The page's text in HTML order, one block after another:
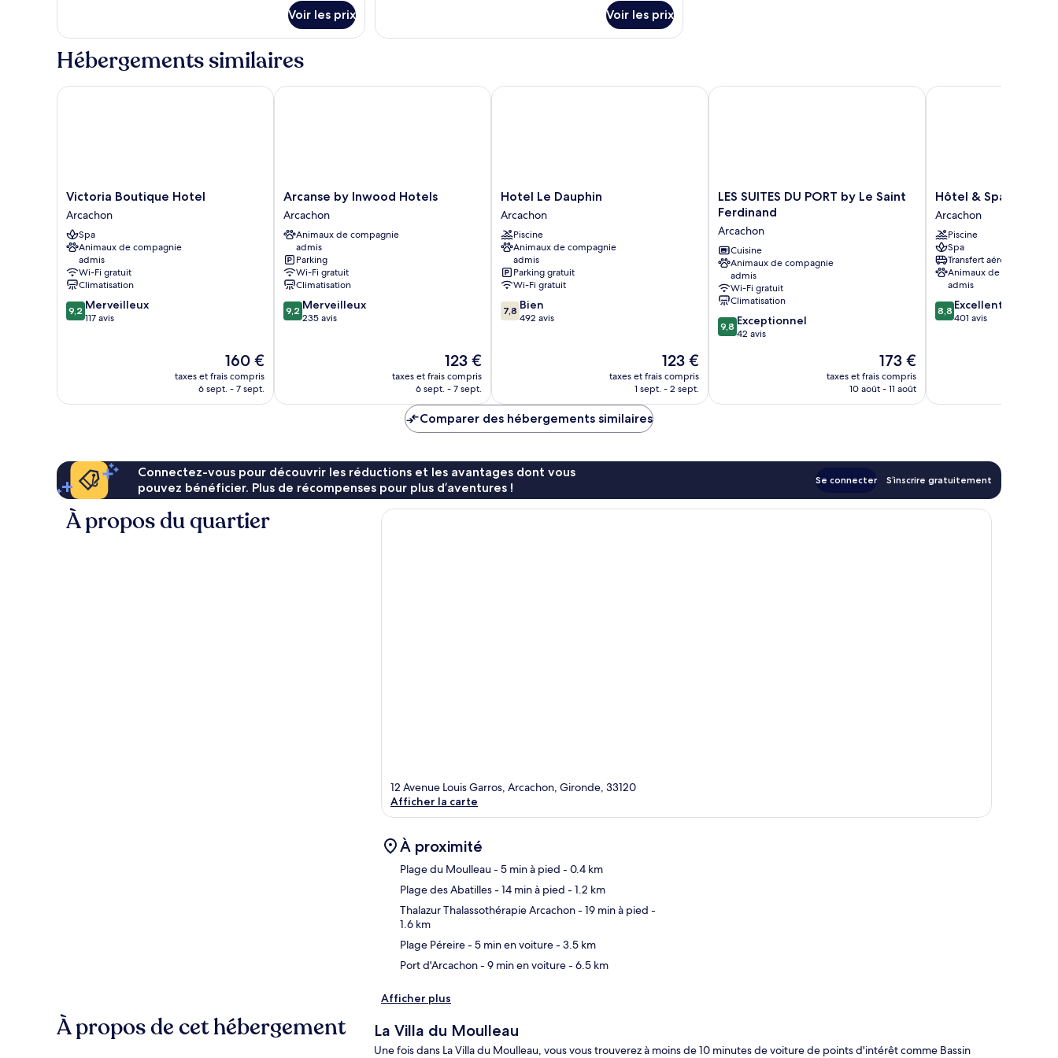
de
Suite
Voir les prix
le
Junior
Voir les prix
Hébergements similaires
Victoria
Boutique
Hotel
Arcachon
Victoria Boutique Hotel
Arcachon
Spa
Animaux de compagnie
admis
Wi-Fi gratuit
Climatisation
9.2
sur
9,2 Merveilleux
117 avis
Le
nouveau
prix
160 €
taxes et frais compris
6 sept. - 7 sept.
Victoria Boutique Hotel
Arcanse
by
Inwood
Hotels
Arcachon
Arcanse by Inwood Hotels
Arcachon
Animaux de compagnie
admis
Parking
Wi-Fi gratuit
Climatisation
9.2
sur
9,2 Merveilleux
235 avis
Le
nouveau
prix
de
123 €
123 €
taxes et frais compris
6 sept. - 7 sept.
Arcanse by Inwood Hotels
Hotel
Le
Dauphin
Arcachon
Hotel Le Dauphin
Arcachon
Piscine
Animaux de compagnie
admis
Parking gratuit
Wi-Fi gratuit
7.8
sur
7,8 Bien
492 avis
Le
nouveau
prix
123 €
taxes et frais compris
1 sept. - 2 sept.
Hotel Le Dauphin
LES
SUITES
PORT
by
Le
Saint
Ferdinand
Arcachon
LES SUITES DU PORT by Le Saint
Ferdinand
Arcachon
Cuisine
Animaux de compagnie
admis
Wi-Fi gratuit
Climatisation
9.8
sur
9,8 Exceptionnel
42 avis
Le
nouveau
prix
173 €
taxes et frais compris
10 août - 11 août
LES SUITES DU PORT by Le Saint Ferdinand
Hôtel
&
Spa
-
Thalazur
Arcachon
Arcachon
Hôtel & Spa -
Arcachon
Piscine
Spa
Transfert aéroport
Animaux de compagnie
admis
8.8
sur
8,8 Excellent
401 avis
Hôtel & Spa - Thalazur
Comparer des hébergements similaires
Connectez-vous pour découvrir les réductions et les avantages dont vous
pouvez bénéficier. Plus de récompenses pour plus d’aventures !
Se connecter S’inscrire gratuitement
À propos du quartier
12 Avenue Louis Garros, Arcachon, Gironde, 33120
Afficher la carte
À proximité
Plage du Moulleau- 5 min à pied - 0.4 km
Plage des Abatilles- 14 min à pied - 1.2 km
Thalazur Thalassothérapie Arcachon- 19 min à pied -
1.6 km
Plage Péreire- 5 min en voiture- 3.5 km
Port d'Arcachon- 9 min en voiture- 6.5 km
Afficher plus
À propos de cet hébergement La Villa du Moulleau
Une fois dans La Villa du Moulleau, vous vous trouverez à moins de 10 minutes de voiture de points d'intérêt comme Bassin